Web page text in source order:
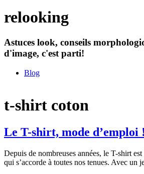
relooking
Astuces look, conseils
d'image, c'est parti!
Blog
t-shirt coton
Le T-shirt, mode d’emploi !
Depuis de nombreuses années, le T-shirt
qui s’accorde à toutes nos tenues. Avec un